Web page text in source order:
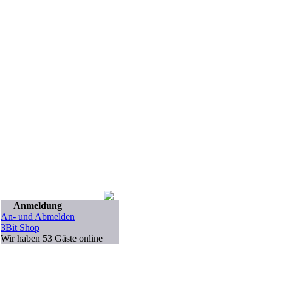
Anmeldung
An- und Abmelden
3Bit Shop
Wir haben 53 Gäste online